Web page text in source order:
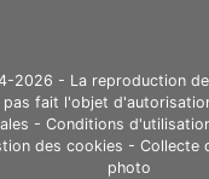
2026 - La reproduction
pas fait l'objet
- Conditions
des cookies - Collecte
photo